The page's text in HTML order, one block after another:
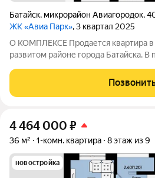
Батайск, микрорайон Авиагородок,
ЖК «Авиа Парк», 3 квартал 2025
О КОМПЛЕКСЕ Продается квартира
развитом районе города Батайска. В
продуктовый рынок, остановка
Этажность домов: 9 этажей Срок
4 464 000 ₽
36 м² 1-комн. квартира 8 этаж из 9
новостройка